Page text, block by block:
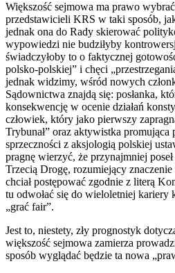
Większość sejmowa ma prawo
przedstawicieli KRS w taki sposób,
jednak ona do Rady skierować
wypowiedzi nie budziłyby
świadczyłoby to o faktycznej
polsko-polskiej” i chęci
jednak widzimy, wśród nowych
Sądownictwa znajdą się: posłanka,
konsekwencję w ocenie działań
człowiek, który jako pierwszy
Trybunał” oraz aktywistka promująca
sprzeczności z aksjologią polskiej
pragnę wierzyć, że przynajmniej
Trzecią Drogę, rozumiejący
chciał postępować zgodnie z literą
tu odwołać się do wieloletniej kariery
„grać fair”.
Jest to, niestety, zły prognostyk
większość sejmowa zamierza
sposób wyglądać będzie ta nowa